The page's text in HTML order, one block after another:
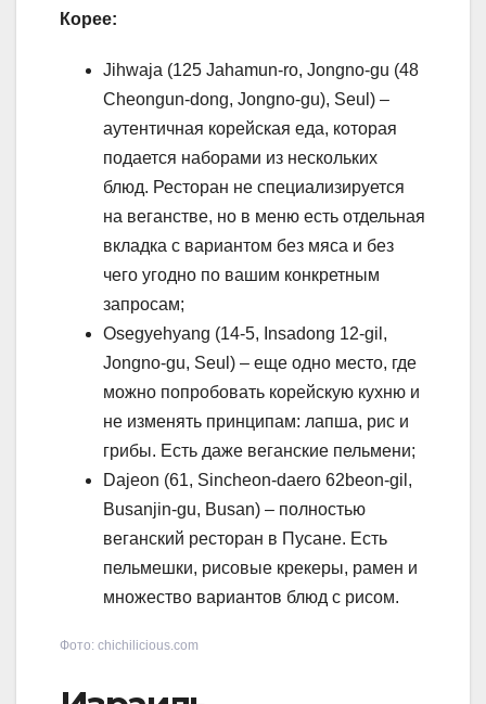
Корее:
Jihwaja (125 Jahamun-ro, Jongno-gu (48
Cheongun-dong, Jongno-gu), Seul) –
аутентичная корейская еда, которая
подается наборами из нескольких
блюд. Ресторан не специализируется
на веганстве, но в меню есть отдельная
вкладка с вариантом без мяса и без
чего угодно по вашим конкретным
запросам;
Osegyehyang (14-5, Insadong 12-gil,
Jongno-gu, Seul) – еще одно место, где
можно попробовать корейскую кухню и
не изменять принципам: лапша, рис и
грибы. Есть даже веганские пельмени;
Dajeon (61, Sincheon-daero 62beon-gil,
Busanjin-gu, Busan) – полностью
веганский ресторан в Пусане. Есть
пельмешки, рисовые крекеры, рамен и
множество вариантов блюд с рисом.
Фото: chichilicious.com